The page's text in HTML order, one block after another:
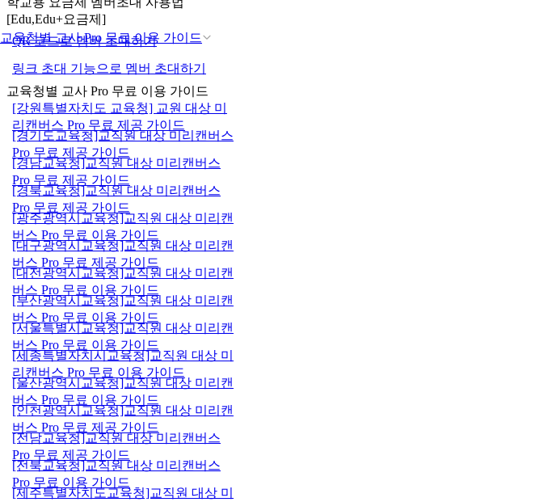
교육청별 교사 Pro 무료 이용 가이드
[Edu,Edu+요금제]
QR 코드로 멤버 초대하기
링크 초대 기능으로 멤버 초대하기
교육청별 교사 Pro 무료 이용 가이드
[강원특별자치도 교육청] 교원 대상 미
리캔버스 Pro 무료 제공 가이드
[경기도교육청]교직원 대상 미리캔버스
Pro 무료 제공 가이드
[경남교육청]교직원 대상 미리캔버스
Pro 무료 제공 가이드
[경북교육청]교직원 대상 미리캔버스
Pro 무료 제공 가이드
[광주광역시교육청]교직원 대상 미리캔
버스 Pro 무료 이용 가이드
[대구광역시교육청]교직원 대상 미리캔
버스 Pro 무료 제공 가이드
[대전광역시교육청]교직원 대상 미리캔
버스 Pro 무료 이용 가이드
[부산광역시교육청]교직원 대상 미리캔
버스 Pro 무료 이용 가이드
[서울특별시교육청]교직원 대상 미리캔
버스 Pro 무료 이용 가이드
[세종특별자치시교육청]교직원 대상 미
리캔버스 Pro 무료 이용 가이드
[울산광역시교육청]교직원 대상 미리캔
버스 Pro 무료 이용 가이드
[인천광역시교육청]교직원 대상 미리캔
버스 Pro 무료 제공 가이드
[전남교육청]교직원 대상 미리캔버스
Pro 무료 제공 가이드
[전북교육청]교직원 대상 미리캔버스
Pro 무료 이용 가이드
[제주특별자치도교육청]교직원 대상 미